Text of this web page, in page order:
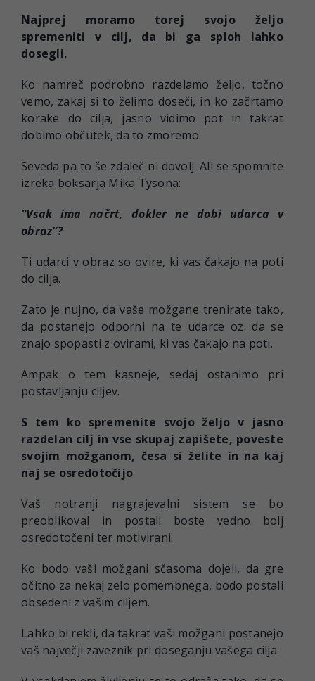
Najprej moramo torej svojo željo
spremeniti v cilj, da bi ga sploh lahko
dosegli.
Ko namreč podrobno razdelamo željo, točno
vemo, zakaj si to želimo doseči, in ko začrtamo
korake do cilja, jasno vidimo pot in takrat
dobimo občutek, da to zmoremo.
Seveda pa to še zdaleč ni dovolj. Ali se spomnite
izreka boksarja Mika Tysona:
“Vsak ima načrt, dokler ne dobi udarca v
obraz”?
Ti udarci v obraz so ovire, ki vas čakajo na poti
do cilja.
Zato je nujno, da vaše možgane trenirate tako,
da postanejo odporni na te udarce oz. da se
znajo spopasti z ovirami, ki vas čakajo na poti.
Ampak o tem kasneje, sedaj ostanimo pri
postavljanju ciljev.
S tem ko spremenite svojo željo v jasno
razdelan cilj in vse skupaj zapišete, poveste
svojim možganom, česa si želite in na kaj
naj se osredotočijo.
Vaš notranji nagrajevalni sistem se bo
preoblikoval in postali boste vedno bolj
osredotočeni ter motivirani.
Ko bodo vaši možgani sčasoma dojeli, da gre
očitno za nekaj zelo pomembnega, bodo postali
obsedeni z vašim ciljem.
Lahko bi rekli, da takrat vaši možgani postanejo
vaš največji zaveznik pri doseganju vašega cilja.